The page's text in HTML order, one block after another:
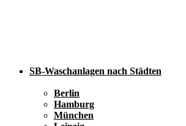
SB-Waschanlagen nach Städten
Berlin
Hamburg
München